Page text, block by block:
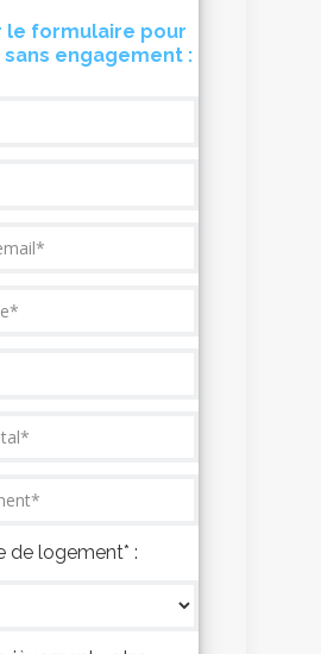
le formulaire pour
sans engagement :
de logement* :